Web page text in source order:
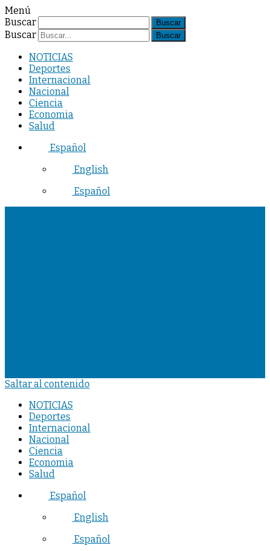
Menú
Buscar
Buscar
NOTICIAS
Deportes
Internacional
Nacional
Ciencia
Economia
Salud
Español
English
Español
Saltar al contenido
NOTICIAS
Deportes
Internacional
Nacional
Ciencia
Economia
Salud
Español
English
Español